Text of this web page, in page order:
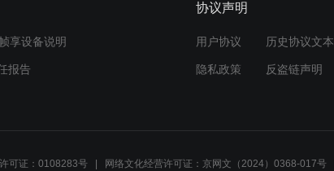
享设备说明
报告
协议声明
用户协议 历史协议文本
隐私政策 反盗链声明
可证：0108283号 网络文化经营许可证：京网文（2024）0368-017号